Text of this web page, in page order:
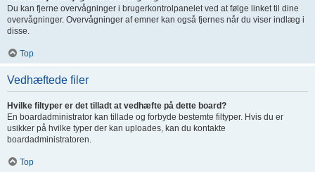
Du kan fjerne overvågninger i brugerkontrolpanelet ved at følge linket til dine
overvågninger. Overvågninger af emner kan også fjernes når du viser indlæg i
disse.
Top
Vedhæftede filer
Hvilke filtyper er det tilladt at vedhæfte på dette board?
En boardadministrator kan tillade og forbyde bestemte filtyper. Hvis du er
usikker på hvilke typer der kan uploades, kan du kontakte
boardadministratoren.
Top